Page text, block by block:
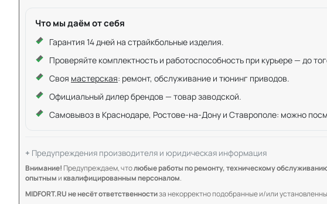
Что мы даём от себя
Гарантия 14 дней на страйкбольные изделия.
Проверяйте комплектность и работоспособность при курьере — до
Своя мастерская: ремонт, обслуживание и тюнинг приводов.
Официальный дилер брендов — товар заводской.
Самовывоз в Краснодаре, Ростове-на-Дону и Ставрополе: можно
Предупреждения производителя и юридическая информация
Внимание! Предупреждаем, чтолюбые работы по ремонту, техническому
опытнымиквалифицированным персоналом.
MIDFORT.RU не несёт ответственностиза некорректно подобранные и/или